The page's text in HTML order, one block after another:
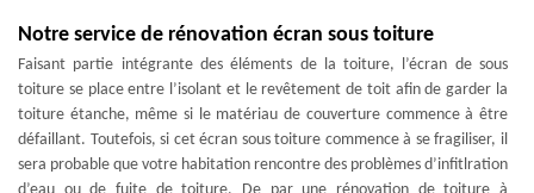
Notre service de rénovation écran sous toiture
Faisant partie intégrante des éléments de la toiture, l’écran de sous
toiture se place entre l’isolant et le revêtement de toit afin de garder la
toiture étanche, même si le matériau de couverture commence à être
défaillant. Toutefois, si cet écran sous toiture commence à se fragiliser, il
sera probable que votre habitation rencontre des problèmes d’infitlration